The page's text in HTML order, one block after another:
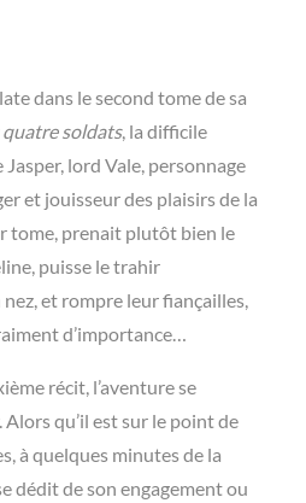
dans le second tome de sa
quatre soldats, la difficile
lord Vale, personnage
et jouisseur des plaisirs de la
tome, prenait plutôt bien le
puisse le trahir
et rompre leur fiançailles,
d’importance…
récit, l’aventure se
qu’il est sur le point de
à quelques minutes de la
dédit de son engagement ou